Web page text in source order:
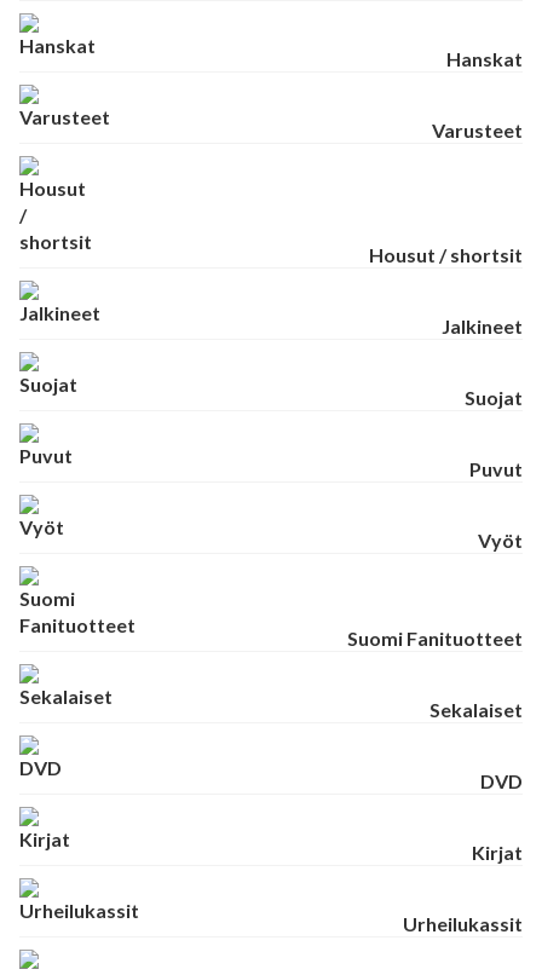
Hanskat
Varusteet
Housut / shortsit
Jalkineet
Suojat
Puvut
Vyöt
Suomi Fanituotteet
Sekalaiset
DVD
Kirjat
Urheilukassit